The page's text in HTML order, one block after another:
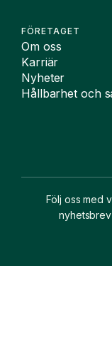
FÖRETAGET
Om oss
Karriär
Nyheter
Hållbarhet och
Följ oss med
nyhetsbrev